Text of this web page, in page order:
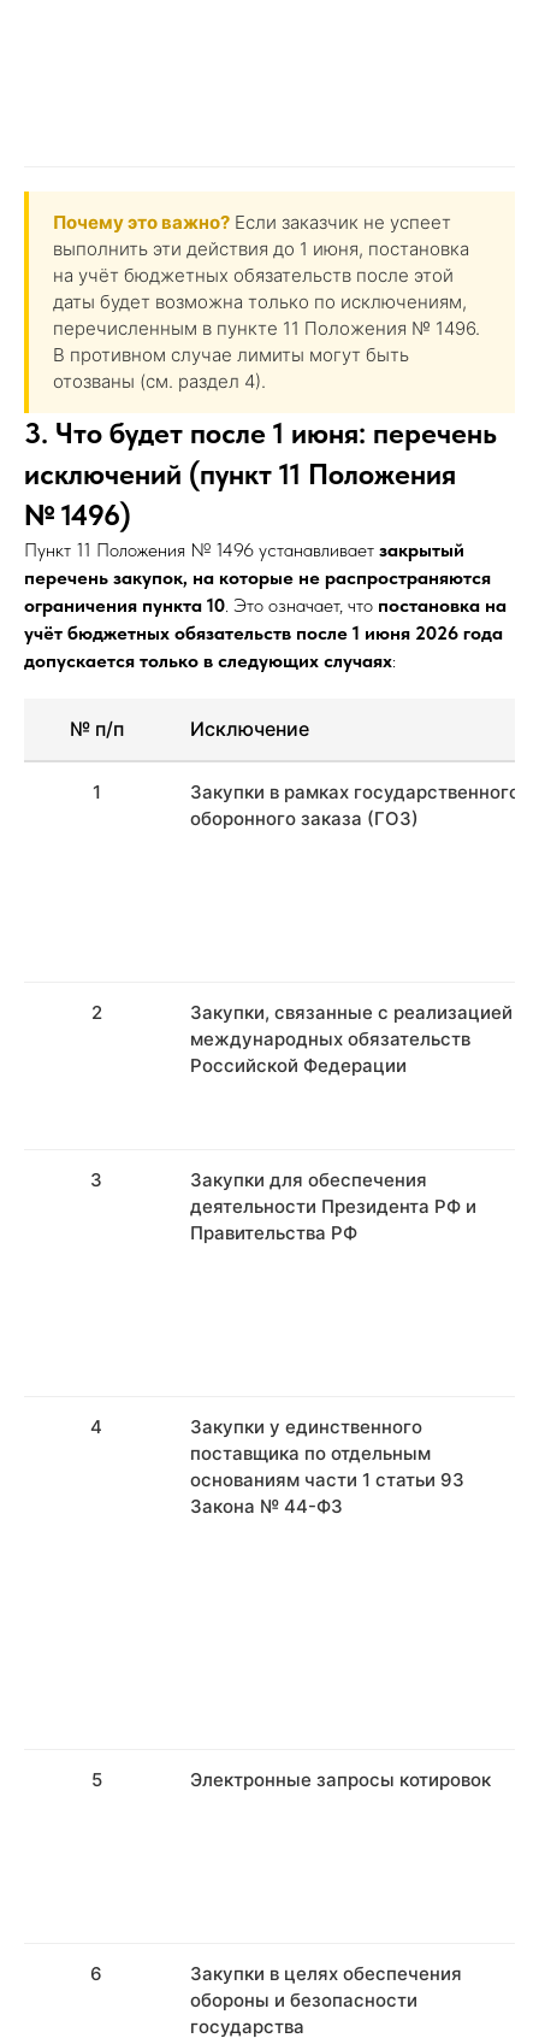
Почему это важно? Если заказчик не успеет
выполнить эти действия до 1 июня, постановка
на учёт бюджетных обязательств после этой
даты будет возможна только по исключениям,
перечисленным в пункте 11 Положения № 1496.
В противном случае лимиты могут быть
отозваны (см. раздел 4).
3. Что будет после 1 июня: перечень
исключений (пункт 11 Положения
№ 1496)
Пункт 11 Положения № 1496 устанавливает закрытый
перечень закупок, на которые не распространяются
ограничения пункта 10. Это означает, что постановка на
учёт бюджетных обязательств после 1 июня 2026 года
допускается только в следующих случаях:
№ п/п Исключение
1
Закупки в рамках государственного
оборонного заказа (ГОЗ)
2
Закупки, связанные с реализацией
международных обязательств
Российской Федерации
3
Закупки для обеспечения
деятельности Президента РФ и
Правительства РФ
4
Закупки у единственного
поставщика по отдельным
основаниям части 1 статьи 93
Закона № 44-ФЗ
5 Электронные запросы котировок
6
Закупки в целях обеспечения
обороны и безопасности
государства